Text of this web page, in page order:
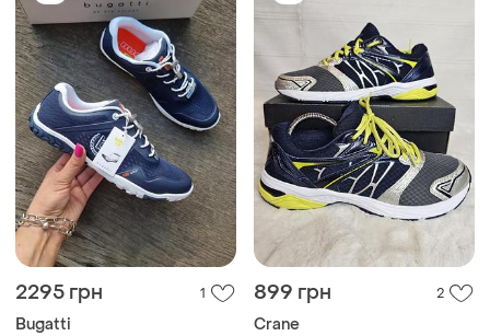
2295 грн 1
Bugatti
899 грн 2
Crane